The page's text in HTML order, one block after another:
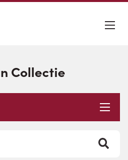
Collectie